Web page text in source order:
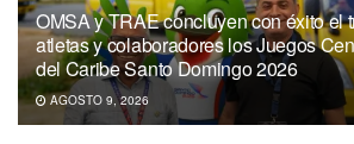
OMSA y TRAE concluyen con éxito el
atletas y colaboradores los Juegos
del Caribe Santo Domingo 2026
AGOSTO 9, 2026